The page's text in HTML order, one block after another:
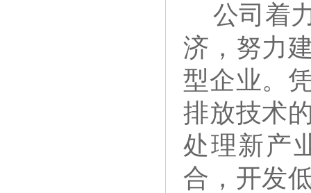
公司着
济，努力
型企业。
排放技术
处理新产
合，开发